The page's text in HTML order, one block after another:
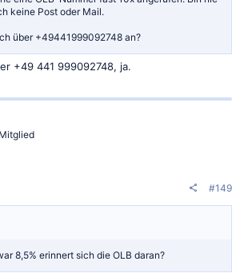
keine Post oder Mail.
über +49441999092748 an?
+49 441 999092748, ja.
#149
8,5% erinnert sich die OLB daran?